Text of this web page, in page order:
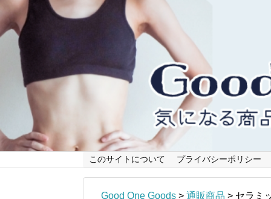
このサイトについて プライバシーポリシー
Good One Goods > 通販商品 > セラミ